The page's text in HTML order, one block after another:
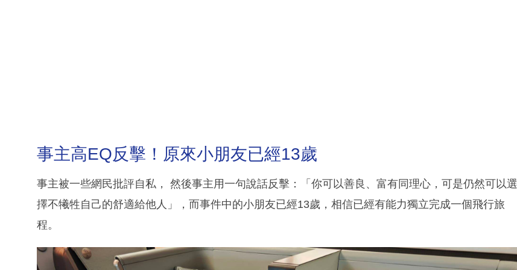
事主高EQ反擊！原來小朋友已經13歲
事主被一些網民批評自私， 然後事主用一句說話反擊：「你可以善良、富有同理心，可是仍然可以選
擇不犧牲自己的舒適給他人」，而事件中的小朋友已經13歲，相信已經有能力獨立完成一個飛行旅
程。